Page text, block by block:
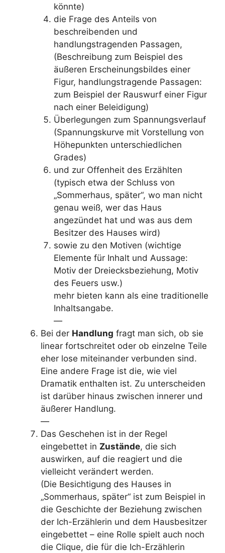
könnte)
die Frage des Anteils von
beschreibenden und
handlungstragenden Passagen,
(Beschreibung zum Beispiel des
äußeren Erscheinungsbildes einer
Figur, handlungstragende Passagen:
zum Beispiel der Rauswurf einer Figur
nach einer Beleidigung)
Überlegungen zum Spannungsverlauf
(Spannungskurve mit Vorstellung von
Höhepunkten unterschiedlichen
Grades)
und zur Offenheit des Erzählten
(typisch etwa der Schluss von
„Sommerhaus, später“, wo man nicht
genau weiß, wer das Haus
angezündet hat und was aus dem
Besitzer des Hauses wird)
sowie zu den Motiven (wichtige
Elemente für Inhalt und Aussage:
Motiv der Dreiecksbeziehung, Motiv
des Feuers usw.)
mehr bieten kann als eine traditionelle
Inhaltsangabe.
—
Bei der Handlung fragt man sich, ob sie
linear fortschreitet oder ob einzelne Teile
eher lose miteinander verbunden sind.
Eine andere Frage ist die, wie viel
Dramatik enthalten ist. Zu unterscheiden
ist darüber hinaus zwischen innerer und
äußerer Handlung.
—
Das Geschehen ist in der Regel
eingebettet in Zustände, die sich
auswirken, auf die reagiert und die
vielleicht verändert werden.
(Die Besichtigung des Hauses in
„Sommerhaus, später“ ist zum Beispiel in
die Geschichte der Beziehung zwischen
der Ich-Erzählerin und dem Hausbesitzer
eingebettet – eine Rolle spielt auch noch
die Clique, die für die Ich-Erzählerin